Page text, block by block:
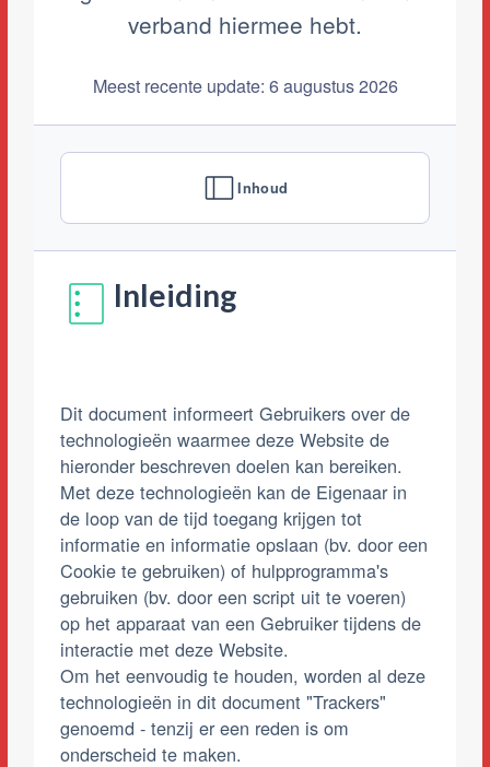
verband hiermee hebt.
Meest recente update: 6 augustus 2026
Inhoud
Inleiding
Dit document informeert Gebruikers over de
technologieën waarmee deze Website de
hieronder beschreven doelen kan bereiken.
Met deze technologieën kan de Eigenaar in
de loop van de tijd toegang krijgen tot
informatie en informatie opslaan (bv. door een
Cookie te gebruiken) of hulpprogramma's
gebruiken (bv. door een script uit te voeren)
op het apparaat van een Gebruiker tijdens de
interactie met deze Website.
Om het eenvoudig te houden, worden al deze
technologieën in dit document "Trackers"
genoemd - tenzij er een reden is om
onderscheid te maken.